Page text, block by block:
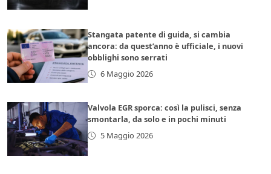
Stangata patente di guida, si cambia
ancora: da quest’anno è ufficiale, i nuovi
obblighi sono serrati
6 Maggio 2026
Valvola EGR sporca: così la pulisci, senza
smontarla, da solo e in pochi minuti
5 Maggio 2026